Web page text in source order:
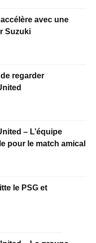
avec une
Suzuki
regarder
– L’équipe
pour le match amical
le PSG et